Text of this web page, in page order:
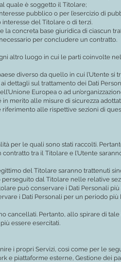
quale è soggetto il Titolare;
pubblico o per l’esercizio di
del Titolare o di terzi.
concreta base giuridica di ciascun
per concludere un contratto.
altro luogo in cui le parti coinvolte
diverso da quello in cui l’Utente
dettagli sul trattamento dei Dati
Europea o ad
merito alle misure di sicurezza
alle rispettive sezioni di
per le quali sono stati raccolti.
tra il Titolare e l’Utente
del Titolare saranno trattenuti
dal Titolare nelle relative
può conservare i Dati Personali
i Dati Personali per un periodo
cancellati. Pertanto, allo spirare di
essere esercitati.
i propri Servizi, così come per le
e piattaforme esterne, Gestione dei